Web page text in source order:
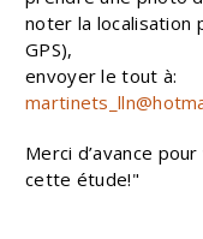
noter la localisation
GPS),
envoyer le tout à:
Merci d’avance
cette étude!"